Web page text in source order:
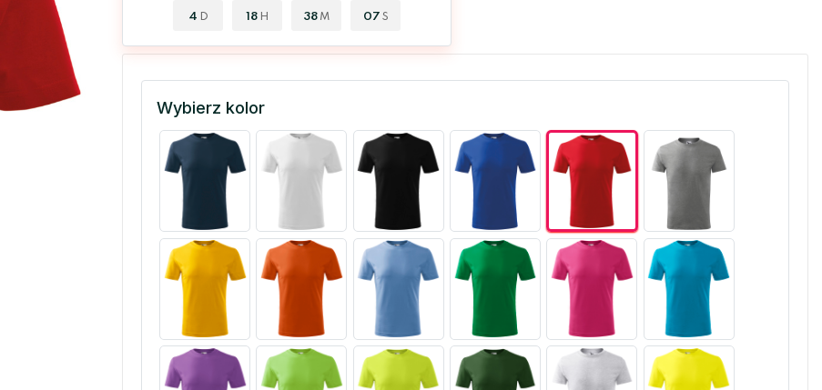
4 D 18 H 38 M 06 S
Wybierz kolor